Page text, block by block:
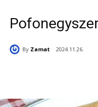
By Zamat 2024.11.26.